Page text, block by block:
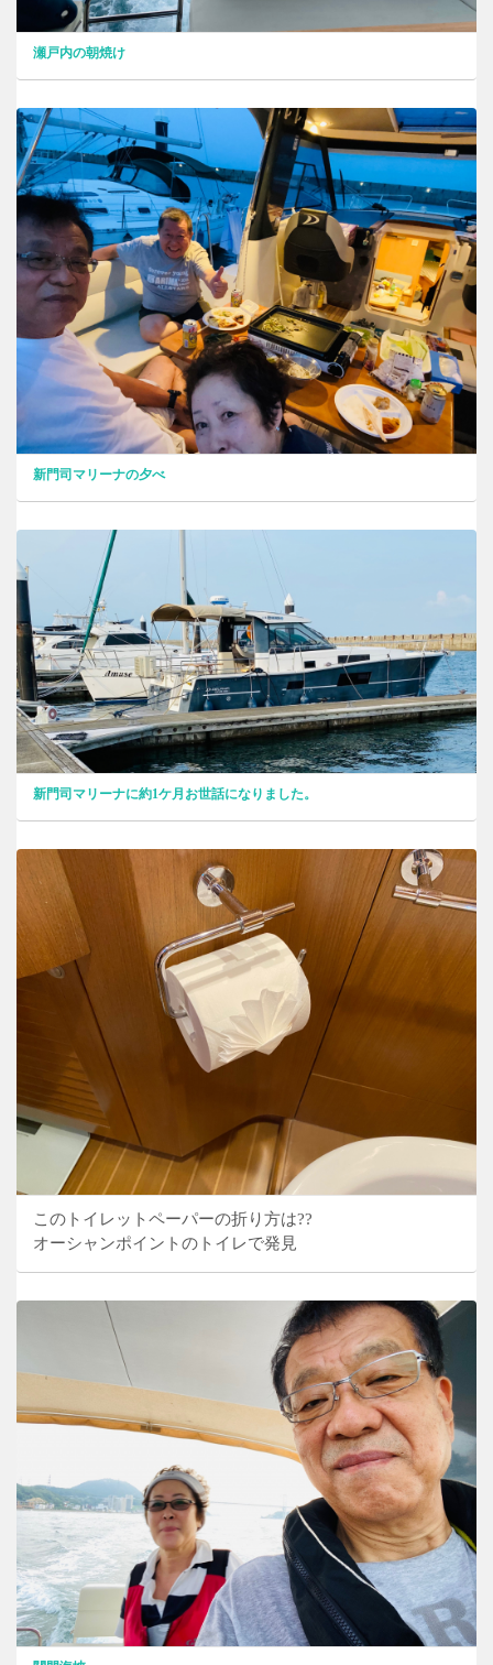
瀬戸内の朝焼け
新門司マリーナの夕べ
新門司マリーナに約1ケ月お世話になりました。
このトイレットペーパーの折り方は??
オーシャンポイントのトイレで発見